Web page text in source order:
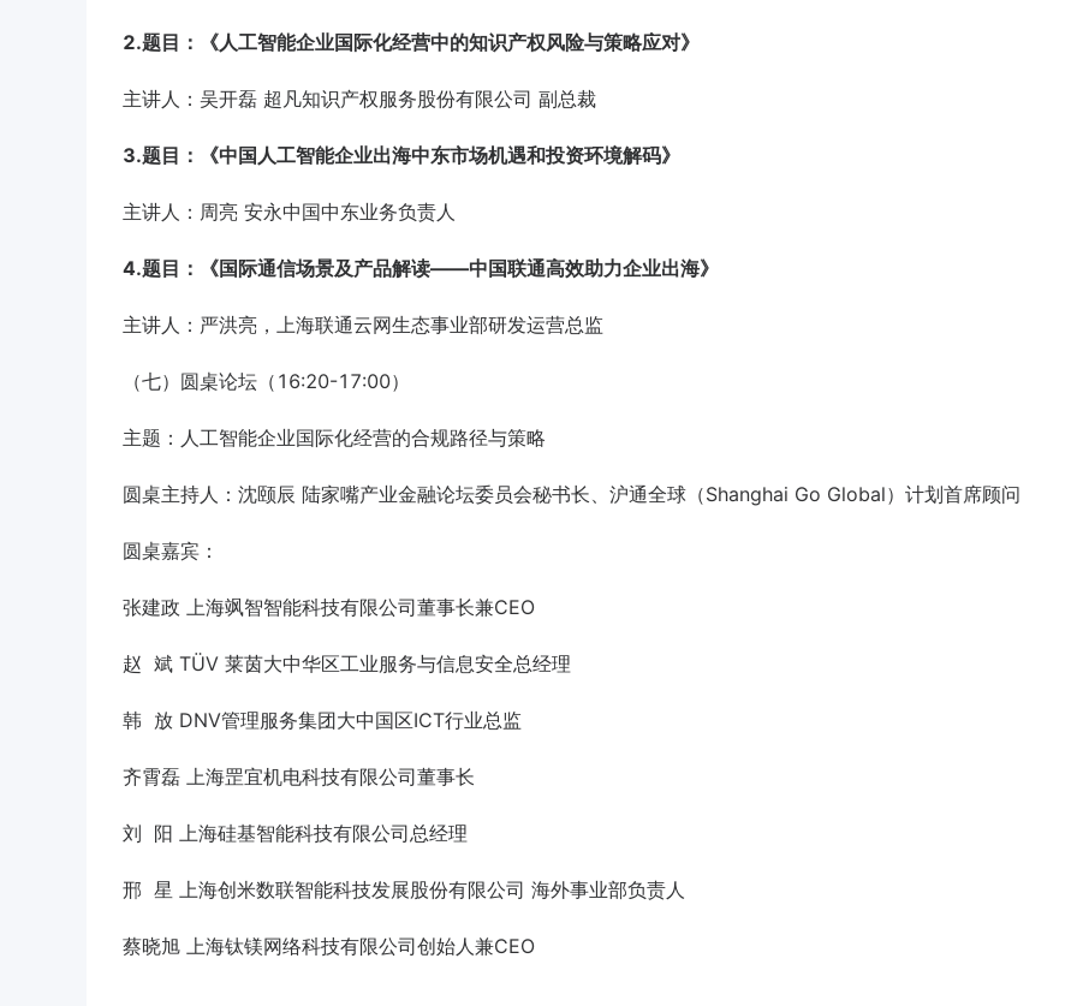
2.题目：《人工智能企业国际化经营中的知识产权风险与策略应对》
主讲人：吴开磊​ 超凡知识产权服务股份有限公司 副总裁
3.题目：《中国人工智能企业出海中东市场机遇和投资环境解码》
主讲人：周亮 安永中国中东业务负责人
4.题目：《国际通信场景及产品解读——中国联通高效助力企业出海》
主讲人：严洪亮，上海联通云网生态事业部研发运营总监
（七）圆桌论坛（16:20-17:00）
主题：人工智能企业国际化经营的合规路径与策略
圆桌主持人：沈颐辰 陆家嘴产业金融论坛委员会秘书长、沪通全球（Shanghai Go Global）计划首席顾问
圆桌嘉宾：
张建政 上海飒智智能科技有限公司董事长兼CEO
赵 斌 TÜV 莱茵大中华区工业服务与信息安全总经理
韩 放 DNV管理服务集团大中国区ICT行业总监
齐霄磊 上海罡宜机电科技有限公司董事长
刘 阳 上海硅基智能科技有限公司总经理
邢 星 上海创米数联智能科技发展股份有限公司 海外事业部负责人
蔡晓旭 上海钛镁网络科技有限公司创始人兼CEO